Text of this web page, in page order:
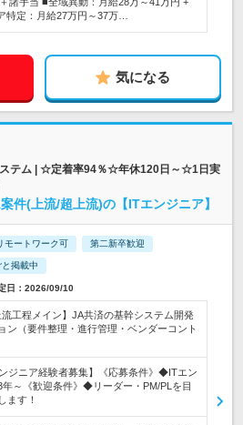
特定：月給27万円～37万…
気になる
ステム | ☆定着率94％☆年休120日～☆1日実
(上流/超上流)の【ITエンジニア】
モートワーク可 第二新卒歓迎
掲載中
日：2026/09/10
流工程メイン】JA共済の基幹システム開発
ン（要件整理・進行管理・ベンダーコント
ジニア経験者募集】《応募条件》◆ITエン
年～《歓迎条件》◆リーダー・PM/PLを目
ます！